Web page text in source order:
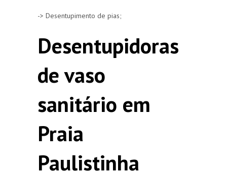
-> Desentupimento de pias;
Desentupidoras
de vaso
sanitário em
Praia
Paulistinha